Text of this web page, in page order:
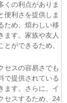
プに転生した
メイドです
くの利点がありま
便利さを提供しま
ため、煩わしい移
ます。家族や友人
ができるため、
セスの容易さでも
で提供されている
ます。さらに、イ
セスするため、24